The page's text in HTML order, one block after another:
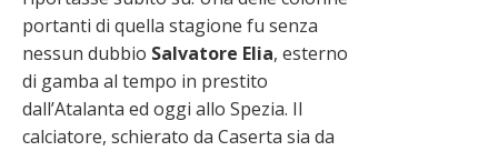
portanti di quella stagione fu senza
nessun dubbio Salvatore Elia, esterno
di gamba al tempo in prestito
dall’Atalanta ed oggi allo Spezia. Il
calciatore, schierato da Caserta sia da